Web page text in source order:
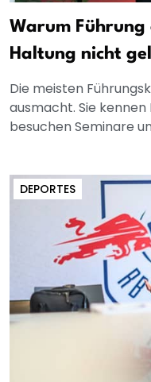
Warum Führung
Haltung nicht
Die meisten
ausmacht. Sie
besuchen Seminare
DEPORTES